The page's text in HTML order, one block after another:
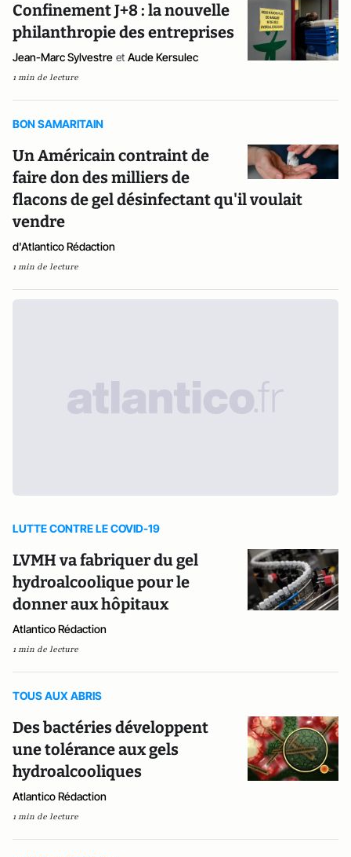
Confinement J+8 : la nouvelle
philanthropie des entreprises
Jean-Marc Sylvestre et Aude Kersulec
1 min de lecture
BON SAMARITAIN
Un Américain contraint de
faire don des milliers de
flacons de gel désinfectant qu'il voulait
vendre
d'Atlantico Rédaction
1 min de lecture
LUTTE CONTRE LE COVID-19
LVMH va fabriquer du gel
hydroalcoolique pour le
donner aux hôpitaux
Atlantico Rédaction
1 min de lecture
TOUS AUX ABRIS
Des bactéries développent
une tolérance aux gels
hydroalcooliques
Atlantico Rédaction
1 min de lecture